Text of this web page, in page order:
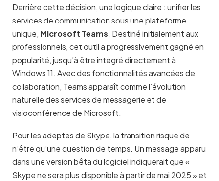
Derrière cette décision, une logique claire : unifier les
services de communication sous une plateforme
unique, Microsoft Teams. Destiné initialement aux
professionnels, cet outil a progressivement gagné en
popularité, jusqu’à être intégré directement à
Windows 11. Avec des fonctionnalités avancées de
collaboration, Teams apparaît comme l’évolution
naturelle des services de messagerie et de
visioconférence de Microsoft.
Pour les adeptes de Skype, la transition risque de
n’être qu’une question de temps. Un message apparu
dans une version bêta du logiciel indiquerait que «
Skype ne sera plus disponible à partir de mai 2025 » et